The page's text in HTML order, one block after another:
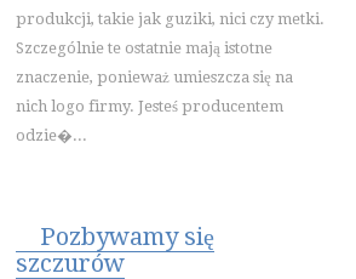
SPRZĘT MEDYCZNY
SOFTWARE
OPROGRAMOWANIE
STRONY INTERNETOWE
produkcji, takie jak guziki, nici czy metki.
Szczególnie te ostatnie mają istotne
znaczenie, ponieważ umieszcza się na
nich logo firmy. Jesteś producentem
odzie�...
Pozbywamy się
szczurów